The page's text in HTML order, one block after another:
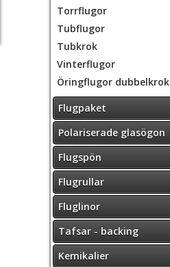
Torrflugor
Tubflugor
Tubkrok
Vinterflugor
Öringflugor dubbelkrok
Flugpaket
Polariserade glasögon
Flugspön
Flugrullar
Fluglinor
Tafsar - backing
Kemikalier